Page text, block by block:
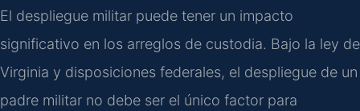
El despliegue militar puede tener un impacto
significativo en los arreglos de custodia. Bajo la ley de
Virginia y disposiciones federales, el despliegue de un
padre militar no debe ser el único factor para